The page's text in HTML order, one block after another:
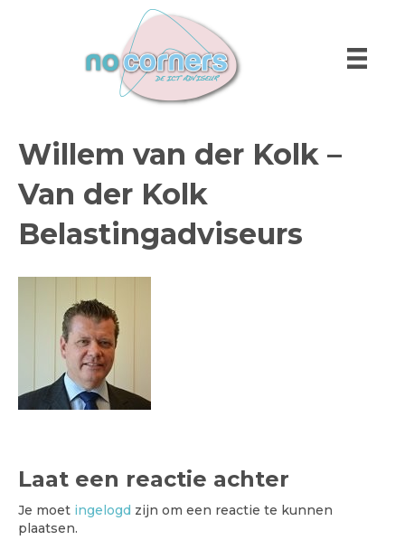
Willem van der Kolk –
Van der Kolk
Belastingadviseurs
Laat een reactie achter
Je moet ingelogd zijn om een reactie te kunnen
plaatsen.